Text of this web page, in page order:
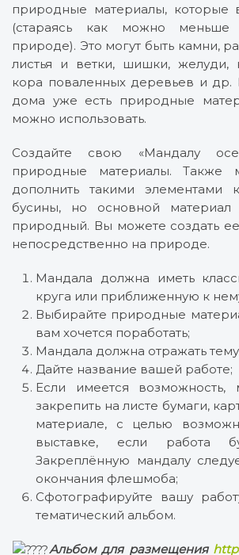
природные материалы, которые
(стараясь как можно меньше
природе). Это могут быть камни,
листья и ветки, шишки, желуди,
кора поваленных деревьев и др.
дома уже есть природные
можно использовать.
Создайте свою «Мандалу
природные материалы. Также
дополнить такими элементами
бусины, но основной
природный. Вы можете создать
непосредственно на природе.
Мандала должна иметь
круга или приближенную к
Выбирайте природные
вам хочется поработать;
Мандала должна отражать
Дайте название вашей работе;
Если имеется возможность,
закрепить на листе бумаги,
материале, с целью
выставке, если работа
Закреплённую мандалу
окончания флешмоба;
Сфотографируйте вашу
тематический альбом.
Альбом для размещения